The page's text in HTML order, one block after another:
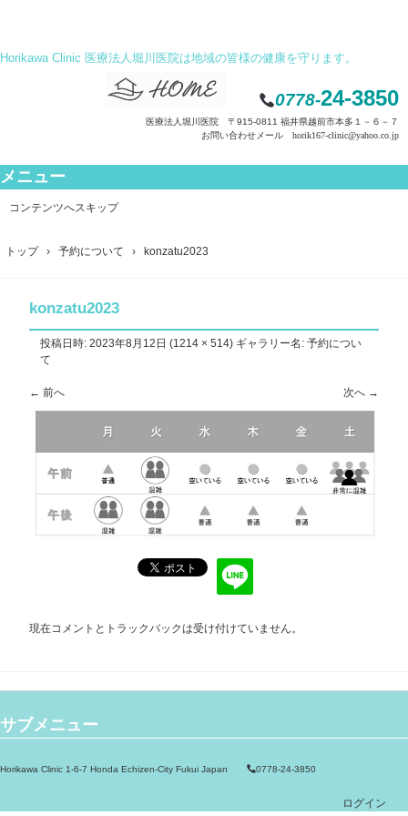
Horikawa Clinic 医療法人堀川医院は地域の皆様の健康を守ります。
0778-24-3850
医療法人堀川医院 〒915-0811 福井県越前市本多１－６－７
お問い合わせメール horik167-clinic@yahoo.co.jp
メニュー
コンテンツへスキップ
トップ › 予約について › konzatu2023
konzatu2023
投稿日時: 2023年8月12日 (1214 × 514) ギャラリー名: 予約につい
て
← 前へ 次へ →
現在コメントとトラックバックは受け付けていません。
サブメニュー
Horikawa Clinic 1-6-7 Honda Echizen-City Fukui Japan 0778-24-3850
ログイン